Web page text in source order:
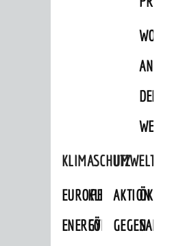
AN
DER
KLIMASCHUTZ
EUROPEAN
ENERGY
KLIMASCHUTZ-
UMWELTSCHUTZ
AKTION
GEGEN